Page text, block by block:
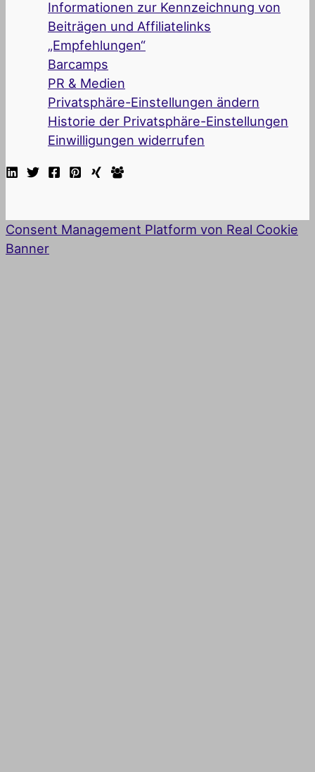
Informationen zur Kennzeichnung von
Beiträgen und Affiliatelinks
„Empfehlungen“
Barcamps
PR & Medien
Privatsphäre-Einstellungen ändern
Historie der Privatsphäre-Einstellungen
Einwilligungen widerrufen
Consent Management Platform von Real Cookie
Banner